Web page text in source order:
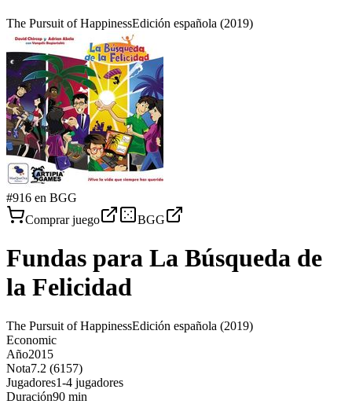
The Pursuit of HappinessEdición española (2019)
#916 en BGG
Comprar juego
BGG
Fundas para La Búsqueda de
la Felicidad
The Pursuit of HappinessEdición española (2019)
Economic
Año2015
Nota7.2 (6157)
Jugadores1-4 jugadores
Duración90 min